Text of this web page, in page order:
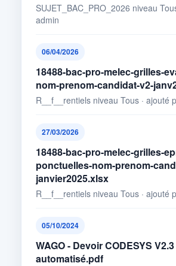
SUJET_BAC_PRO_2026 niveau
admin
06/04/2026
18488-bac-pro-melec-grilles-
nom-prenom-candidat-v2-
R__f__rentiels niveau Tous · ajouté
27/03/2026
18488-bac-pro-melec-grilles-
ponctuelles-nom-prenom-
janvier2025.xlsx
R__f__rentiels niveau Tous · ajouté
05/10/2024
WAGO - Devoir CODESYS
automatisé.pdf